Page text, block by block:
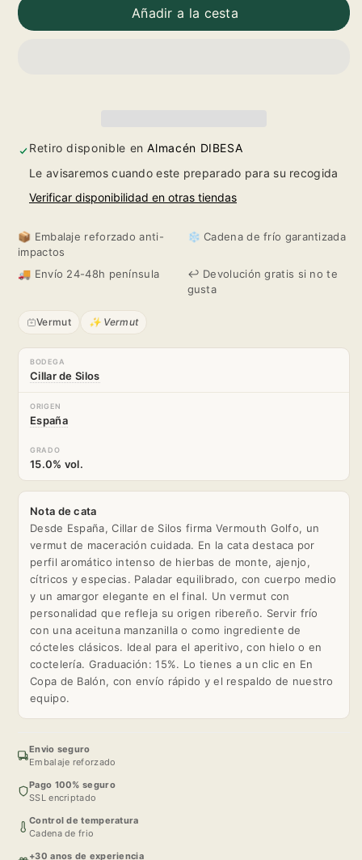
cantidad
Añadir a la cesta
Retiro disponible enAlmacén DIBESA
Le avisaremos cuando este preparado para su recogida
Verificar disponibilidad en otras tiendas
📦 Embalaje reforzado anti-
impactos
❄️ Cadena de frío garantizada
🚚 Envío 24-48h península
↩️ Devolución gratis si no te
gusta
Vermut ✨ Vermut
BODEGA
Cillar de Silos
ORIGEN
España
GRADO
15.0% vol.
Nota de cata
Desde España, Cillar de Silos firma Vermouth Golfo, un
vermut de maceración cuidada. En la cata destaca por
perfil aromático intenso de hierbas de monte, ajenjo,
cítricos y especias. Paladar equilibrado, con cuerpo medio
y un amargor elegante en el final. Un vermut con
personalidad que refleja su origen ribereño. Servir frío
con una aceituna manzanilla o como ingrediente de
cócteles clásicos. Ideal para el aperitivo, con hielo o en
coctelería. Graduación: 15%. Lo tienes a un clic en En
Copa de Balón, con envío rápido y el respaldo de nuestro
equipo.
Envio seguro
Embalaje reforzado
Pago 100% seguro
SSL encriptado
Control de temperatura
Cadena de frio
+30 anos de experiencia